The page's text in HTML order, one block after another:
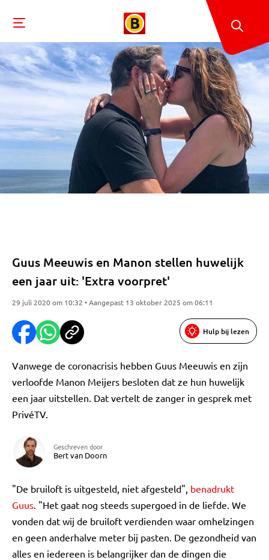
Guus Meeuwis en Manon stellen huwelijk
een jaar uit: 'Extra voorpret'
29 juli 2020 om 10:32 • Aangepast 13 oktober 2025 om 06:11
Hulp bij lezen
Vanwege de coronacrisis hebben Guus Meeuwis en zijn
verloofde Manon Meijers besloten dat ze hun huwelijk
een jaar uitstellen. Dat vertelt de zanger in gesprek met
PrivéTV.
Geschreven door
Bert van Doorn
"De bruiloft is uitgesteld, niet afgesteld", benadrukt
Guus. "Het gaat nog steeds supergoed in de liefde. We
vonden dat wij de bruiloft verdienden waar omhelzingen
en geen anderhalve meter bij pasten. De gezondheid van
alles en iedereen is belangrijker dan de dingen die